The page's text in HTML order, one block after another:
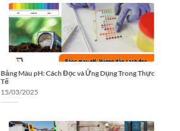
Bảng Màu pH: Cách Đọc và Ứng Dụng Trong Thực
Tế
15/03/2025